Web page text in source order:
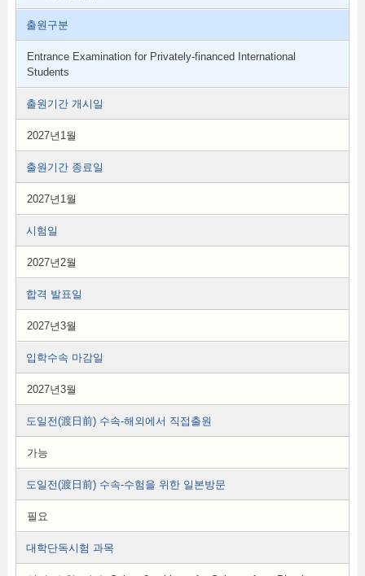
출원구분
Entrance Examination for Privately-financed International
Students
출원기간 개시일
2027년1월
출원기간 종료일
2027년1월
시험일
2027년2월
합격 발표일
2027년3월
입학수속 마감일
2027년3월
도일전(渡日前) 수속-해외에서 직접출원
가능
도일전(渡日前) 수속-수험을 위한 일본방문
필요
대학단독시험 과목